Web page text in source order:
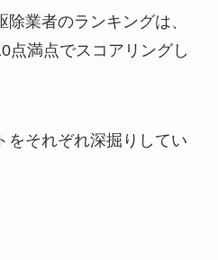
業者のランキングは、
点満点でスコアリングし
をそれぞれ深掘りしてい